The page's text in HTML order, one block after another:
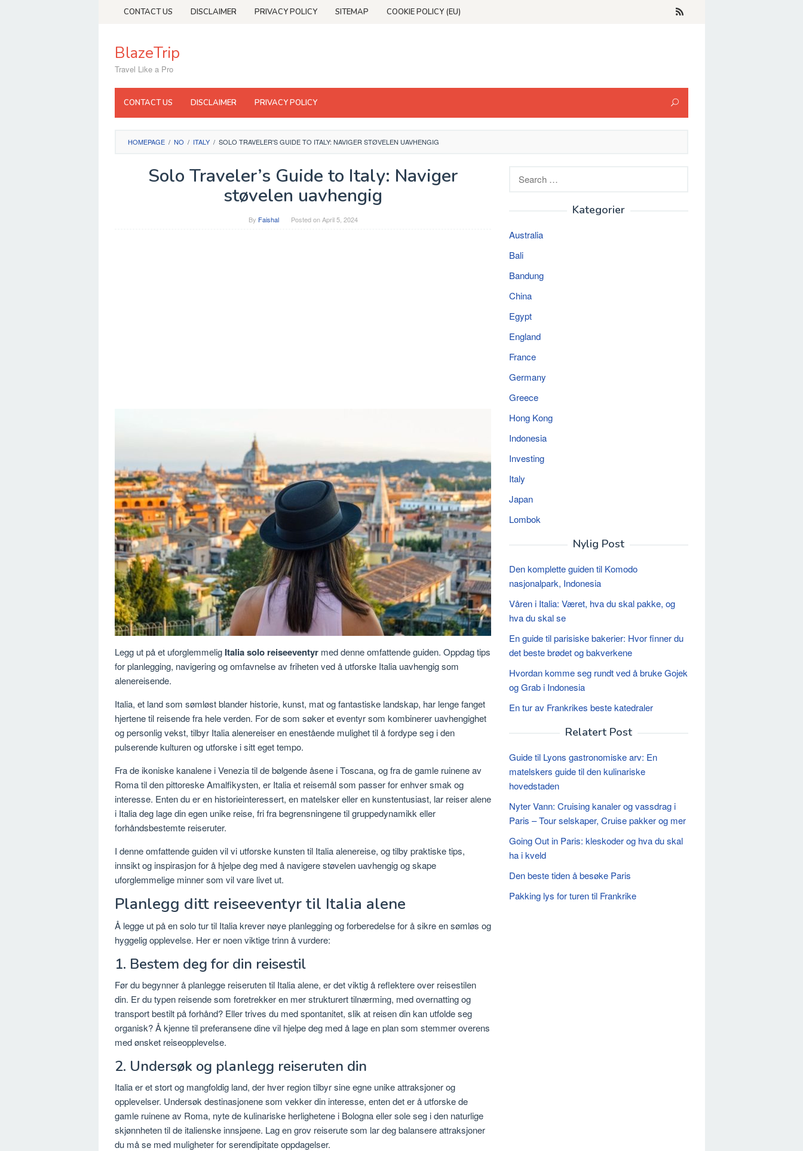
CONTACT US DISCLAIMER PRIVACY POLICY SITEMAP COOKIE POLICY (EU)
BlazeTrip
Travel Like a Pro
CONTACT US DISCLAIMER PRIVACY POLICY
HOMEPAGE / NO / ITALY / SOLO TRAVELER'S GUIDE TO ITALY: NAVIGER STØVELEN UAVHENGIG
Solo Traveler’s Guide to Italy: Naviger
støvelen uavhengig
By Faishal Posted onApril 5, 2024
Legg ut på et uforglemmelig Italia solo reiseeventyr med denne omfattende guiden. Oppdag tips
for planlegging, navigering og omfavnelse av friheten ved å utforske Italia uavhengig som
alenereisende.
Italia, et land som sømløst blander historie, kunst, mat og fantastiske landskap, har lenge fanget
hjertene til reisende fra hele verden. For de som søker et eventyr som kombinerer uavhengighet
og personlig vekst, tilbyr Italia alenereiser en enestående mulighet til å fordype seg i den
pulserende kulturen og utforske i sitt eget tempo.
Fra de ikoniske kanalene i Venezia til de bølgende åsene i Toscana, og fra de gamle ruinene av
Roma til den pittoreske Amalfikysten, er Italia et reisemål som passer for enhver smak og
interesse. Enten du er en historieinteressert, en matelsker eller en kunstentusiast, lar reiser alene
i Italia deg lage din egen unike reise, fri fra begrensningene til gruppedynamikk eller
forhåndsbestemte reiseruter.
I denne omfattende guiden vil vi utforske kunsten til Italia alenereise, og tilby praktiske tips,
innsikt og inspirasjon for å hjelpe deg med å navigere støvelen uavhengig og skape
uforglemmelige minner som vil vare livet ut.
Planlegg ditt reiseeventyr til Italia alene
Å legge ut på en solo tur til Italia krever nøye planlegging og forberedelse for å sikre en sømløs og
hyggelig opplevelse. Her er noen viktige trinn å vurdere:
1. Bestem deg for din reisestil
Før du begynner å planlegge reiseruten til Italia alene, er det viktig å reflektere over reisestilen
din. Er du typen reisende som foretrekker en mer strukturert tilnærming, med overnatting og
transport bestilt på forhånd? Eller trives du med spontanitet, slik at reisen din kan utfolde seg
organisk? Å kjenne til preferansene dine vil hjelpe deg med å lage en plan som stemmer overens
med ønsket reiseopplevelse.
2. Undersøk og planlegg reiseruten din
Italia er et stort og mangfoldig land, der hver region tilbyr sine egne unike attraksjoner og
opplevelser. Undersøk destinasjonene som vekker din interesse, enten det er å utforske de
gamle ruinene av Roma, nyte de kulinariske herlighetene i Bologna eller sole seg i den naturlige
skjønnheten til de italienske innsjøene. Lag en grov reiserute som lar deg balansere attraksjoner
du må se med muligheter for serendipitate oppdagelser.
Kategorier
Australia
Bali
Bandung
China
Egypt
England
France
Germany
Greece
Hong Kong
Indonesia
Investing
Italy
Japan
Lombok
Nylig Post
Den komplette guiden til Komodo
nasjonalpark, Indonesia
Våren i Italia: Været, hva du skal pakke, og
hva du skal se
En guide til parisiske bakerier: Hvor finner du
det beste brødet og bakverkene
Hvordan komme seg rundt ved å bruke Gojek
og Grab i Indonesia
En tur av Frankrikes beste katedraler
Relatert Post
Guide til Lyons gastronomiske arv: En
matelskers guide til den kulinariske
hovedstaden
Nyter Vann: Cruising kanaler og vassdrag i
Paris – Tour selskaper, Cruise pakker og mer
Going Out in Paris: kleskoder og hva du skal
ha i kveld
Den beste tiden å besøke Paris
Pakking lys for turen til Frankrike